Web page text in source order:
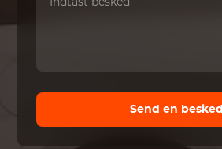
Send en besked